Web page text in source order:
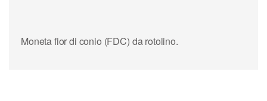
Moneta fior di conio (FDC) da rotolino.